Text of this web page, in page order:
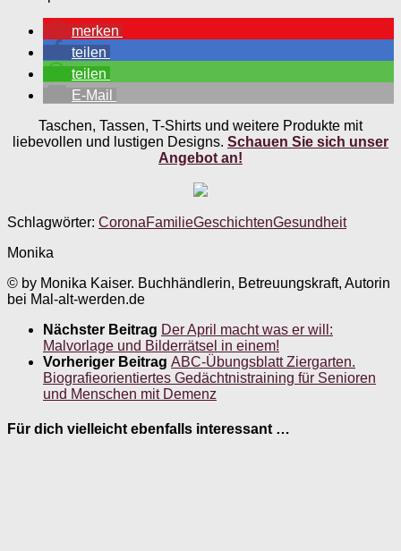
merken
teilen
teilen
E-Mail
Taschen, Tassen, T-Shirts und weitere Produkte mit
liebevollen und lustigen Designs. Schauen Sie sich unser
Angebot an!
Schlagwörter: CoronaFamilieGeschichtenGesundheit
Monika
© by Monika Kaiser. Buchhändlerin, Betreuungskraft, Autorin
bei Mal-alt-werden.de
Nächster Beitrag Der April macht was er will:
Malvorlage und Bilderrätsel in einem!
Vorheriger Beitrag ABC-Übungsblatt Ziergarten.
Biografieorientiertes Gedächtnistraining für Senioren
und Menschen mit Demenz
Für dich vielleicht ebenfalls interessant …